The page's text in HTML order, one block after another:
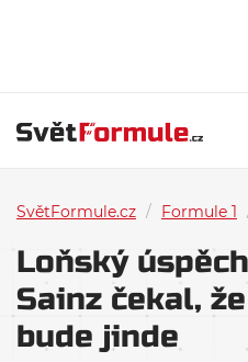
SvětFormule.cz / Formule 1
Loňský
Sainz čekal,
bude jinde